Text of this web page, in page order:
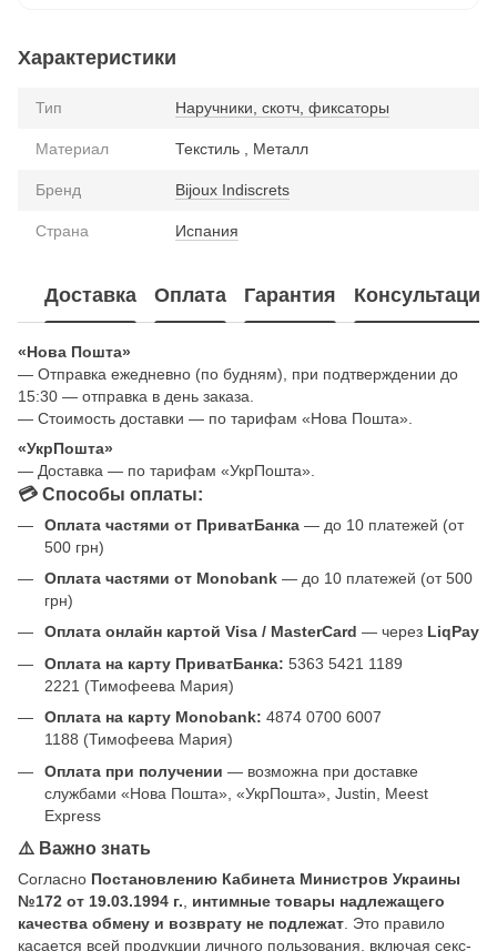
Характеристики
Тип Наручники, скотч, фиксаторы
Материал Текстиль , Металл
Бренд Bijoux Indiscrets
Страна Испания
Доставка Оплата Гарантия Консультация
«Нова Пошта»
— Отправка ежедневно (по будням), при подтверждении до
15:30 — отправка в день заказа.
— Стоимость доставки — по тарифам «Нова Пошта».
«УкрПошта»
— Доставка — по тарифам «УкрПошта».
💳 Способы оплаты:
Оплата частями от ПриватБанка — до 10 платежей (от
500 грн)
Оплата частями от Monobank — до 10 платежей (от 500
грн)
Оплата онлайн картой Visa / MasterCard — через LiqPay
Оплата на карту ПриватБанка: 5363 5421 1189
2221 (Тимофеева Мария)
Оплата на карту Monobank: 4874 0700 6007
1188 (Тимофеева Мария)
Оплата при получении — возможна при доставке
службами «Нова Пошта», «УкрПошта», Justin, Meest
Express
⚠️ Важно знать
Согласно Постановлению Кабинета Министров Украины
№172 от 19.03.1994 г.
интимные товары надлежащего
качества обмену и возврату не подлежат . Это правило
касается всей продукции личного пользования, включая секс-